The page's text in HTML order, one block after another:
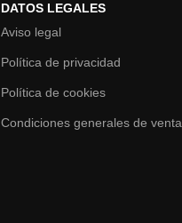
DATOS LEGALES
Aviso legal
Política de privacidad
Política de cookies
Condiciones generales de venta